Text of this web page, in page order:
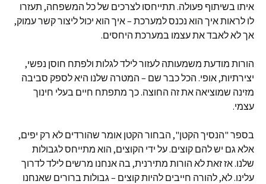
איתו בשיתוף פעולה. תתייחסו לצרכים של כל המשפחה, תעזרו
לו לראות איך הוא נכנס למערכת – איך הוא יכול ליצור קשר עמוק,
אך לא לאבד את עצמו במערכת היחסים.
הורות מודעת משמעותה לעזור לילד לגלות ולפתח חוסן נפשי,
יצירתיות, אופי. הכל כבר שם – המטרה שלנו היא לספק סביבה
מזינה שמוציאה את זה החוצה. כך מתפתח חיים בעלי חינוך
עצמי.
בספר "הנסיך הקטן", הבחור הקטן אומר שהורדים לא רק יפים,
אלא גם יש להם קוצים. על ידי הקוצים, הוא מתייחס לגבולות
שלנו. אז זאת לא הורות מתירנית, בה אנחנו מרשים לילד לדרוך
עלינו. לא, להורה חייבים להיות קוצים – גבולות ברורים שאנחנו